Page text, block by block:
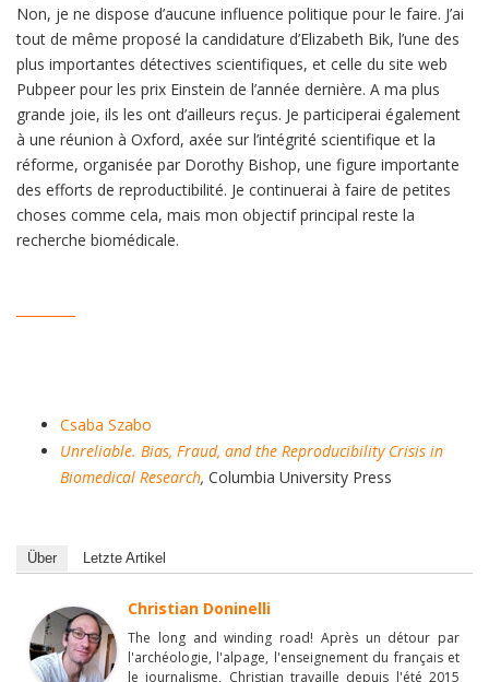
Non, je ne dispose d’aucune influence politique pour le faire. J’ai
tout de même proposé la candidature d’Elizabeth Bik, l’une des
plus importantes détectives scientifiques, et celle du site web
Pubpeer pour les prix Einstein de l’année dernière. A ma plus
grande joie, ils les ont d’ailleurs reçus. Je participerai également
à une réunion à Oxford, axée sur l’intégrité scientifique et la
réforme, organisée par Dorothy Bishop, une figure importante
des efforts de reproductibilité. Je continuerai à faire de petites
choses comme cela, mais mon objectif principal reste la
recherche biomédicale.
Csaba Szabo
Unreliable. Bias, Fraud, and the Reproducibility Crisis in
Biomedical Research, Columbia University Press
Über Letzte Artikel
Christian Doninelli
The long and winding road! Après un détour par
l'archéologie, l'alpage, l'enseignement du français et
le journalisme, Christian travaille depuis l'été 2015